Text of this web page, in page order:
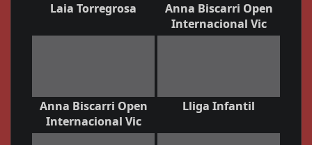
Laia Torregrosa
Anna Biscarri Open
Internacional Vic
Anna Biscarri Open
Internacional Vic
Lliga Infantil